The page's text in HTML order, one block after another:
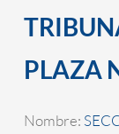
PLAZA
Nombre: